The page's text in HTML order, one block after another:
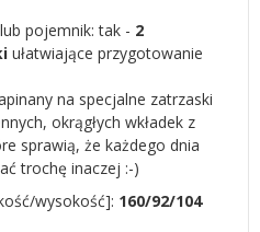
pojemnik: tak - 2
ułatwiające przygotowanie
na specjalne zatrzaski
okrągłych wkładek z
sprawią, że każdego dnia
trochę inaczej :-)
wysokość]: 160/92/104